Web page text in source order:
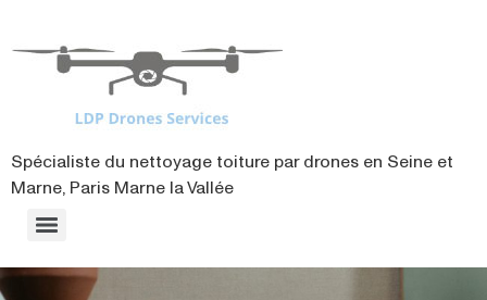
Spécialiste du nettoyage toiture par drones en Seine et
Marne, Paris Marne la Vallée